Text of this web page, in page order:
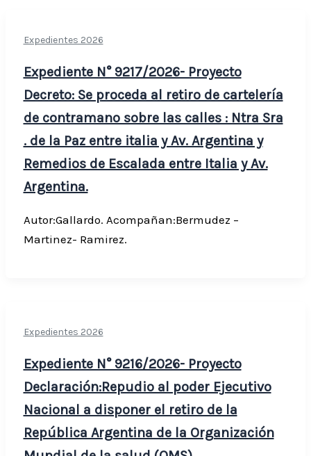
Expedientes 2026
Expediente N° 9217/2026- Proyecto
Decreto: Se proceda al retiro de cartelería
de contramano sobre las calles : Ntra Sra
. de la Paz entre italia y Av. Argentina y
Remedios de Escalada entre Italia y Av.
Argentina.
Autor:Gallardo. Acompañan:Bermudez –
Martinez- Ramirez.
Expedientes 2026
Expediente N° 9216/2026- Proyecto
Declaración:Repudio al poder Ejecutivo
Nacional a disponer el retiro de la
República Argentina de la Organización